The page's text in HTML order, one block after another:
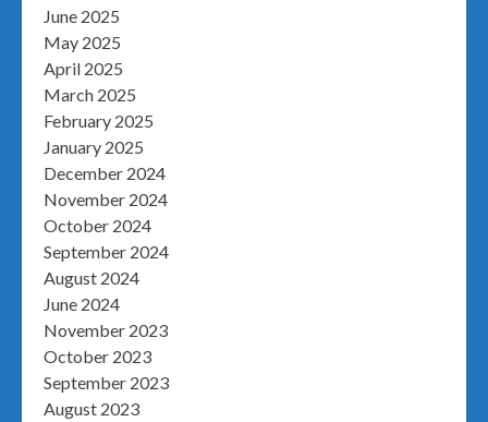
June 2025
May 2025
April 2025
March 2025
February 2025
January 2025
December 2024
November 2024
October 2024
September 2024
August 2024
June 2024
November 2023
October 2023
September 2023
August 2023